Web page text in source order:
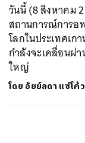
วันนี้ (8 สิงหาคม
สถานการณ์การอ
โลกในประเทศเ
กำลังจะเคลื่อนผ่
ใหญ่
โดย อัยย์ลดา แซ่โค้ว